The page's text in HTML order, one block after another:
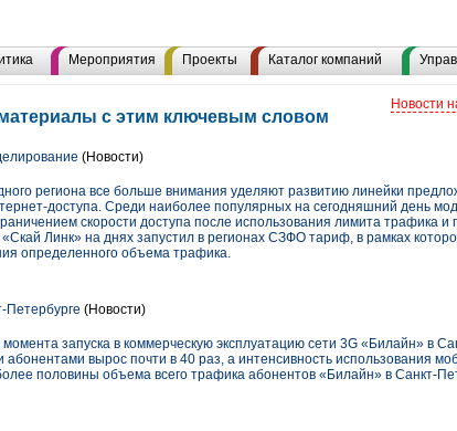
Мероприятия Проекты Каталог компаний
Новости
с этим ключевым словом
(Новости)
региона все больше внимания уделяют развитию линейки
доступа. Среди наиболее популярных на сегодняшний день
скорости доступа после использования лимита трафика
Линк» на днях запустил в регионах СЗФО тариф, в рамках
определенного объема трафика.
Петербурге (Новости)
запуска в коммерческую эксплуатацию сети 3G «Билайн» в
вырос почти в 40 раз, а интенсивность использования
половины объема всего трафика абонентов «Билайн» в Санкт-